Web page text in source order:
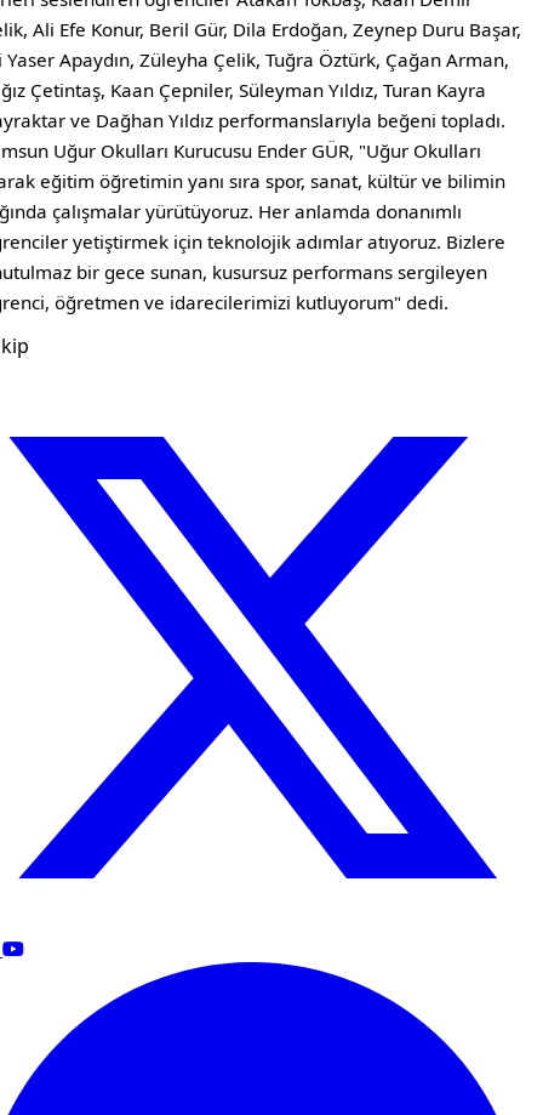
Ali Efe Konur, Beril Gür, Dila Erdoğan, Zeynep Duru Başar,
Yaser Apaydın, Züleyha Çelik, Tuğra Öztürk, Çağan Arman,
Çetintaş, Kaan Çepniler, Süleyman Yıldız, Turan Kayra
ve Dağhan Yıldız performanslarıyla beğeni topladı.
Uğur Okulları Kurucusu Ender GÜR, "Uğur Okulları
eğitim öğretimin yanı sıra spor, sanat, kültür ve bilimin
çalışmalar yürütüyoruz. Her anlamda donanımlı
yetiştirmek için teknolojik adımlar atıyoruz. Bizlere
bir gece sunan, kusursuz performans sergileyen
öğretmen ve idarecilerimizi kutluyorum" dedi.